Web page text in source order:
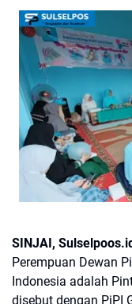
SINJAI,
Perempuan Dewan
Indonesia adalah
disebut dengan PiPI